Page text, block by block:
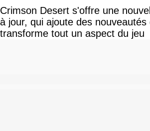
Crimson Desert s'offre une
à jour, qui ajoute des
transforme tout un aspect du jeu